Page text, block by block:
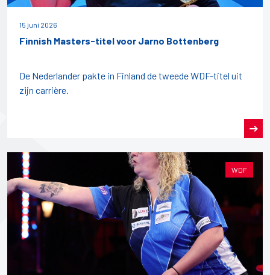
15 juni 2026
Finnish Masters-titel voor Jarno Bottenberg
De Nederlander pakte in Finland de tweede WDF-titel uit
zijn carrière.
WDF